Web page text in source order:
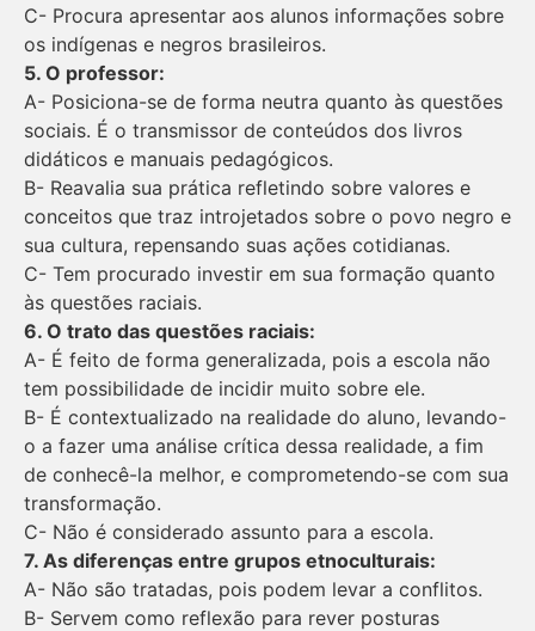
C- Procura apresentar aos alunos informações sobre
os indígenas e negros brasileiros.
5. O professor:
A- Posiciona-se de forma neutra quanto às questões
sociais. É o transmissor de conteúdos dos livros
didáticos e manuais pedagógicos.
B- Reavalia sua prática refletindo sobre valores e
conceitos que traz introjetados sobre o povo negro e
sua cultura, repensando suas ações cotidianas.
C- Tem procurado investir em sua formação quanto
às questões raciais.
6. O trato das questões raciais:
A- É feito de forma generalizada, pois a escola não
tem possibilidade de incidir muito sobre ele.
B- É contextualizado na realidade do aluno, levando-
o a fazer uma análise crítica dessa realidade, a fim
de conhecê-la melhor, e comprometendo-se com sua
transformação.
C- Não é considerado assunto para a escola.
7. As diferenças entre grupos etnoculturais:
A- Não são tratadas, pois podem levar a conflitos.
B- Servem como reflexão para rever posturas